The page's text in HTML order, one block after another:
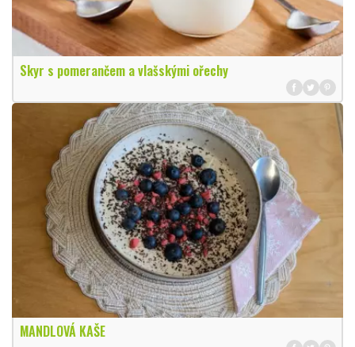
Skyr s pomerančem a vlašskými ořechy
MANDLOVÁ KAŠE